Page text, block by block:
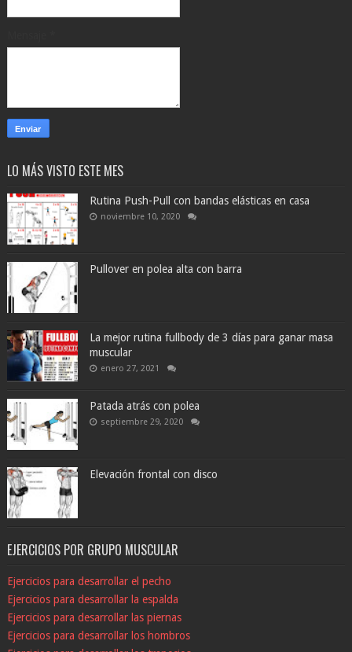
LO MÁS VISTO ESTE MES
Rutina Push-Pull con bandas elásticas en casa
noviembre 10, 2020
Pullover en polea alta con barra
La mejor rutina fullbody de 3 días para ganar masa
muscular
enero 27, 2021
Patada atrás con polea
septiembre 29, 2020
Elevación frontal con disco
EJERCICIOS POR GRUPO MUSCULAR
Ejercicios para desarrollar el pecho
Ejercicios para desarrollar la espalda
Ejercicios para desarrollar las piernas
Ejercicios para desarrollar los hombros